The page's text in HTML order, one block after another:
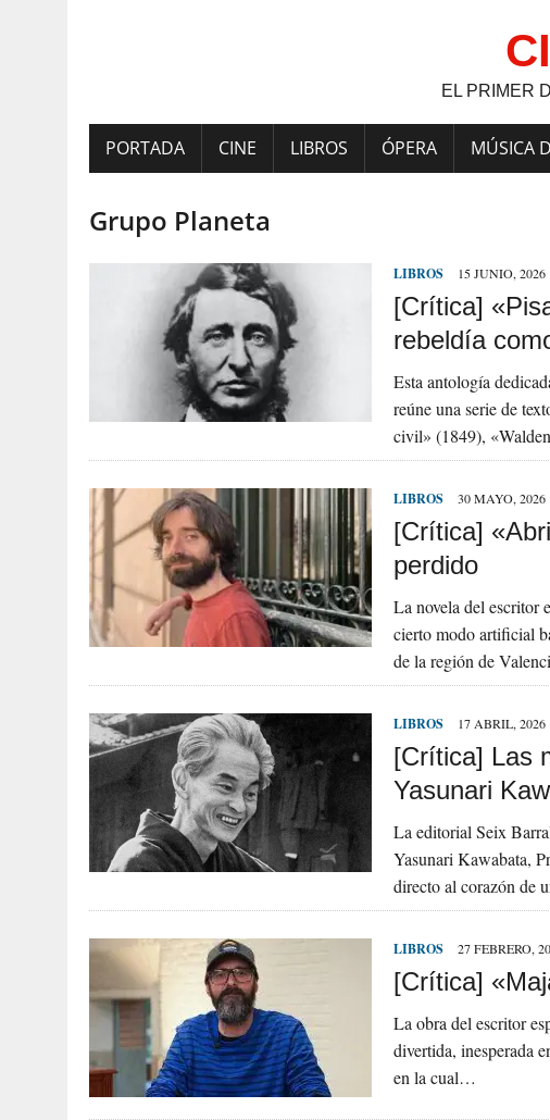
EL PRIMER
PORTADA CINE LIBROS ÓPERA MÚSICA
Grupo Planeta
LIBROS 15 JUNIO, 2026
[Crítica]
rebeldía
Esta antología
reúne una serie de
civil» (1849),
LIBROS 30 MAYO, 2026
[Crítica]
perdido
La novela del escritor
cierto modo artificial
de la región de
LIBROS 17 ABRIL, 2026
[Crítica] Las
Yasunari
La editorial Seix
Yasunari Kawabata,
directo al corazón de
LIBROS 27 FEBRERO,
[Crítica]
La obra del escritor
divertida, inesperada
en la cual…